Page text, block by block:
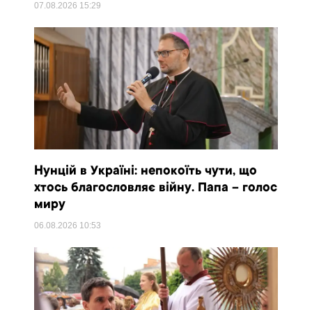
07.08.2026 15:29
Нунцій в Україні: непокоїть чути, що
хтось благословляє війну. Папа – голос
миру
06.08.2026 10:53